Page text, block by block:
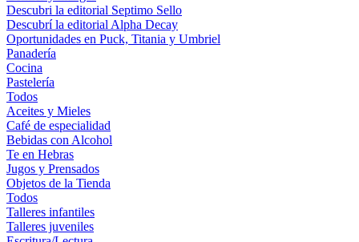
Descubri la editorial Septimo Sello
Descubrí la editorial Alpha Decay
Oportunidades en Puck, Titania y Umbriel
Panadería
Cocina
Pastelería
Todos
Aceites y Mieles
Café de especialidad
Bebidas con Alcohol
Te en Hebras
Jugos y Prensados
Objetos de la Tienda
Todos
Talleres infantiles
Talleres juveniles